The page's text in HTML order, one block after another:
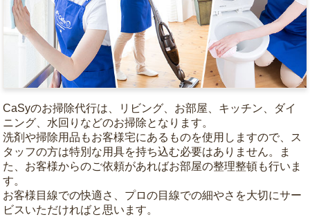
CaSyのお掃除代行は、リビング、お部屋、キッチン、ダイ
ニング、水回りなどのお掃除となります。
洗剤や掃除用品もお客様宅にあるものを使用しますので、ス
タッフの方は特別な用具を持ち込む必要はありません。ま
た、お客様からのご依頼があればお部屋の整理整頓も行いま
す。
お客様目線での快適さ、プロの目線での細やさを大切にサー
ビスいただければと思います。